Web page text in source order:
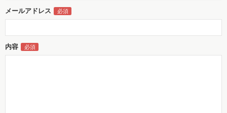
メールアドレス
内容